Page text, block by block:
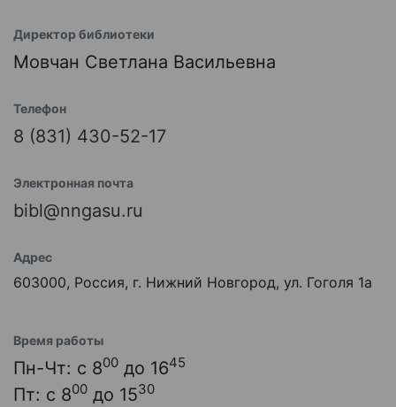
Директор библиотеки
Мовчан Светлана Васильевна
Телефон
8 (831) 430-52-17
Электронная почта
bibl@nngasu.ru
Адрес
603000, Россия, г. Нижний Новгород, ул. Гоголя 1а
Время работы
Пн-Чт: с 800 до 1645
Пт: с 800 до 1530